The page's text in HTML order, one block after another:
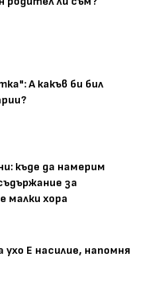
А какъв би бил
къде да намерим
за
малки хора
ухо Е насилие, напомня